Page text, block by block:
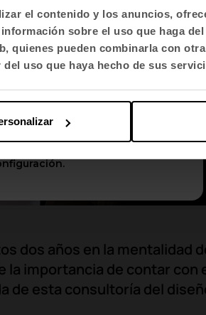
el contenido y los anuncios,
sobre el uso que haga
quienes pueden combinarla con
uso que haya hecho de sus
dos años en la mentalidad
la importancia de contar con
de esta consultoría del
Aplicar